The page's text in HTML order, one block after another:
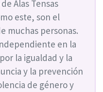
Alas Tensas
este, son el
muchas personas.
en la
la igualdad y la
y la prevención
de género y